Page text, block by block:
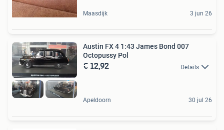
Maasdijk 3 jun 26
Austin FX 4 1:43 James Bond 007
Octopussy Pol
€ 12,92 Details
Apeldoorn 30 jul 26